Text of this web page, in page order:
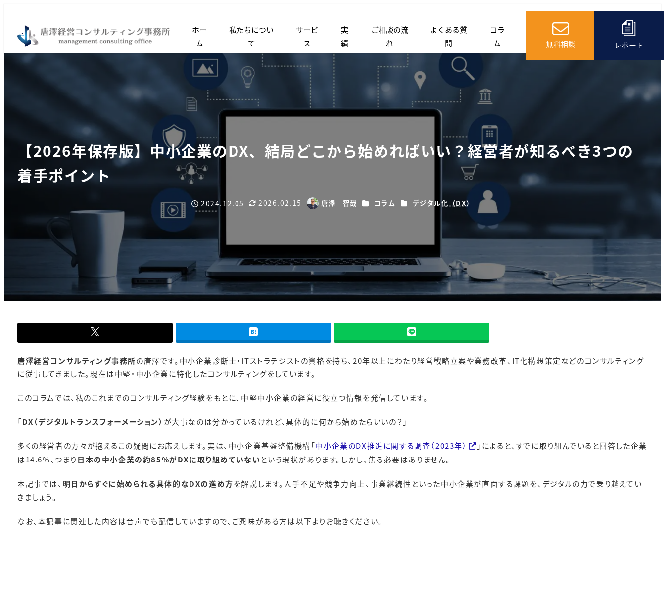
ホー
ム
私たちについ
て
サービ
ス
実
績
ご相談の流
れ
よくある質
問
コラ
ム
無料相談 レポート
【2026年保存版】中小企業のDX、結局どこから始めればいい？経営者が知るべき3つの
着手ポイント
投稿日2024.12.05 更新日
2026.02.15
著
唐澤 智哉 カテゴリー
コラム カテゴリー
デジタル化（DX）
唐澤経営コンサルティング事務所の唐澤です。中小企業診断士・ITストラテジストの資格を持ち、20年以上にわたり経営戦略立案や業務改革、IT化構想策定などのコンサルティング
に従事してきました。現在は中堅・中小企業に特化したコンサルティングをしています。
このコラムでは、私のこれまでのコンサルティング経験をもとに、中堅中小企業の経営に役立つ情報を発信しています。
「DX（デジタルトランスフォーメーション） が大事なのは分かっているけれど、具体的に何から始めたらいいの？」
多くの経営者の方々が抱えるこの疑問にお応えします。実は、中小企業基盤整備機構「中小企業のDX推進に関する調査（2023年）
」によると、すでに取り組んでいると回答した企業
は14.6%、つまり 日本の中小企業の約85%がDXに取り組めていない という現状があります。しかし、焦る必要はありません。
本記事では、 明日からすぐに始められる具体的なDXの進め方を解説します。人手不足や競争力向上、事業継続性といった中小企業が直面する課題を、デジタルの力で乗り越えてい
きましょう。
なお、本記事に関連した内容は音声でも配信していますので、ご興味がある方は以下よりお聴きください。